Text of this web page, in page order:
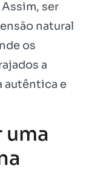
ser
natural
os
a
autêntica e
uma